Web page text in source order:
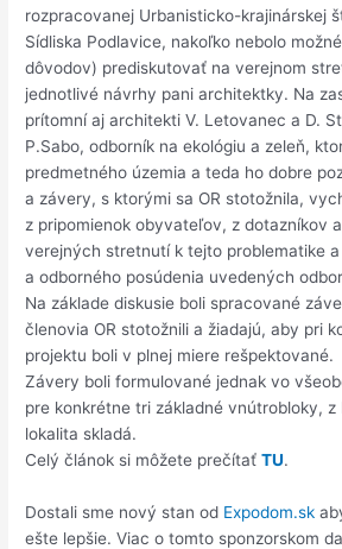
rozpracovanej Urbanisticko-krajinárskej
Sídliska Podlavice, nakoľko nebolo
dôvodov) prediskutovať na verejnom
jednotlivé návrhy pani architektky. Na
prítomní aj architekti V. Letovanec a D.
P.Sabo, odborník na ekológiu a zeleň,
predmetného územia a teda ho dobre
a závery, s ktorými sa OR stotožnila,
z pripomienok obyvateľov, z dotazníkov
verejných stretnutí k tejto problematike
a odborného posúdenia uvedených
Na základe diskusie boli spracované
členovia OR stotožnili a žiadajú, aby pri
projektu boli v plnej miere rešpektované.
Závery boli formulované jednak vo
pre konkrétne tri základné vnútrobloky,
lokalita skladá.
Celý článok si môžete prečítaťTU.
Dostali sme nový stan od Expodom.sk
ešte lepšie. Viac o tomto sponzorskom